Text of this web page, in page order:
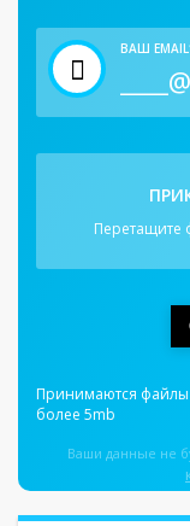
ВАШ
Перетащите
Принимаются файлы
более 5mb
Ваши данные не